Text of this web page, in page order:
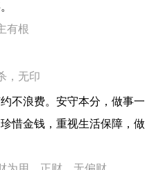
有根
，无印
不浪费。安守本分，做事一
惜金钱，重视生活保障，做